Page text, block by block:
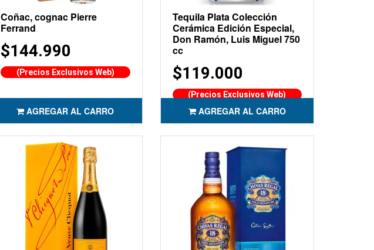
Coñac, cognac Pierre
Ferrand
$144.990
(Precios Exclusivos Web)
AGREGAR AL CARRO
Tequila Plata Colección
Cerámica Edición Especial,
Don Ramón, Luis Miguel 750
cc
$119.000
(Precios Exclusivos Web)
AGREGAR AL CARRO